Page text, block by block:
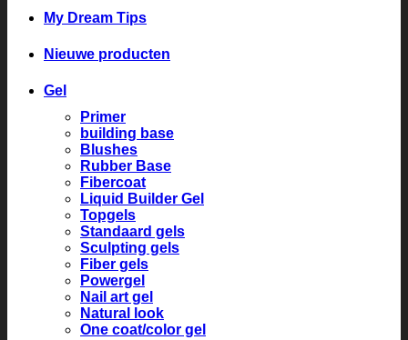
My Dream Tips
Nieuwe producten
Gel
Primer
building base
Blushes
Rubber Base
Fibercoat
Liquid Builder Gel
Topgels
Standaard gels
Sculpting gels
Fiber gels
Powergel
Nail art gel
Natural look
One coat/color gel